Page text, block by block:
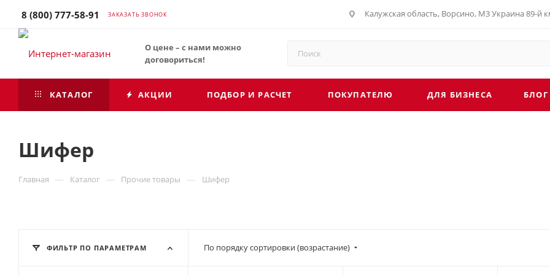
8 (800) 777-58-91 ЗАКАЗАТЬ ЗВОНОК Калужская область, Ворсино, М3 Украина 89-й
г. Обнинск, Киевское шоссе 35, рынок
О цене – с нами можно
договориться!
КАТАЛОГ АКЦИИ ПОДБОР И РАСЧЕТ ПОКУПАТЕЛЮ ДЛЯ БИЗНЕСА БЛОГ
Шифер
Главная — Каталог — Прочие товары — Шифер
По порядку сортировки (возрастание)
ФИЛЬТР ПО ПАРАМЕТРАМ